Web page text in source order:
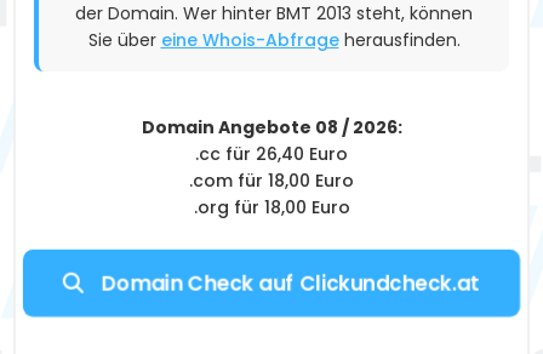
der Domain. Wer hinter BMT 2013 steht, können
Sie über eine Whois-Abfrageherausfinden.
Domain Angebote 08 / 2026:
.cc für 26,40 Euro
.com für 18,00 Euro
.org für 18,00 Euro
Domain Check auf Clickundcheck.at